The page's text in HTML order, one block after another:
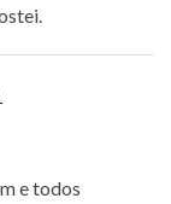
e todos